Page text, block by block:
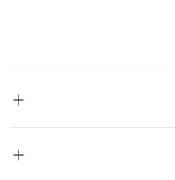
גדולות במיוחד איכות גבוהה